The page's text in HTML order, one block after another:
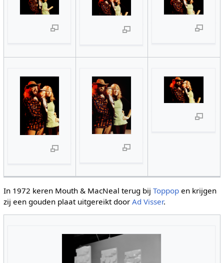
In 1972 keren Mouth & MacNeal terug bij Toppopen krijgen
zij een gouden plaat uitgereikt door Ad Visser.